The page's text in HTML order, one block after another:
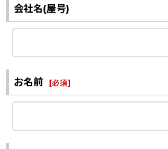
会社名(屋号)
お名前 [必須]